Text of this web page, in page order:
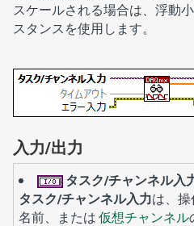
スケールされる場合は、浮動
スタンスを使用します。
入力/出力
タスク/チャンネル入
タスク/チャンネル入力は、
名前、または仮想チャンネル